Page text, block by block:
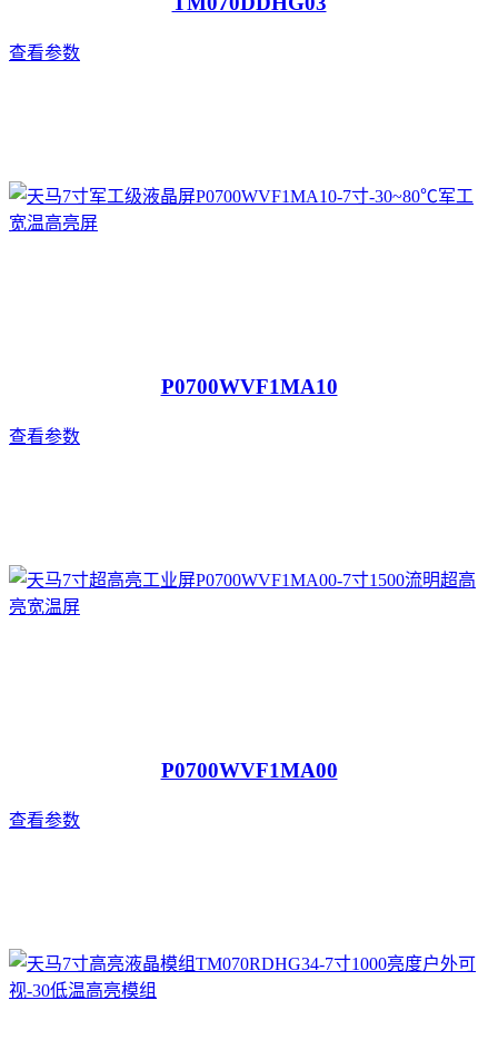
查看参数
P0700WVF1MA10
查看参数
P0700WVF1MA00
查看参数